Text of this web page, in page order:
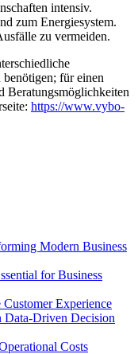
intensiv.
zum Energiesystem.
zu vermeiden.
für einen
Beratungsmöglichkeiten
https://www.vybo-
Modern Business
for Business
Experience
Driven Decision
Costs